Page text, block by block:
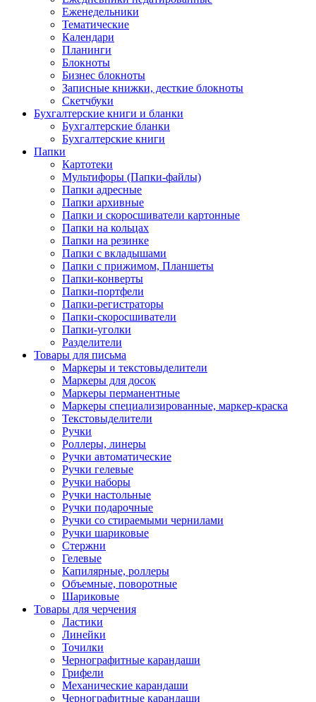
Еженедельники
Тематические
Календари
Планинги
Блокноты
Бизнес блокноты
Записные книжки, десткие блокноты
Скетчбуки
Бухгалтерские книги и бланки
Бухгалтерские бланки
Бухгалтерские книги
Папки
Картотеки
Мультифоры (Папки-файлы)
Папки адресные
Папки архивные
Папки и скоросшиватели картонные
Папки на кольцах
Папки на резинке
Папки с вкладышами
Папки с прижимом, Планшеты
Папки-конверты
Папки-портфели
Папки-регистраторы
Папки-скоросшиватели
Папки-уголки
Разделители
Товары для письма
Маркеры и текстовыделители
Маркеры для досок
Маркеры перманентные
Маркеры специализированные, маркер-краска
Текстовыделители
Ручки
Роллеры, линеры
Ручки автоматические
Ручки гелевые
Ручки наборы
Ручки настольные
Ручки подарочные
Ручки со стираемыми чернилами
Ручки шариковые
Стержни
Гелевые
Капилярные, роллеры
Объемные, поворотные
Шариковые
Товары для черчения
Ластики
Линейки
Точилки
Чернографитные карандаши
Грифели
Механические карандаши
Чернографитные карандаши